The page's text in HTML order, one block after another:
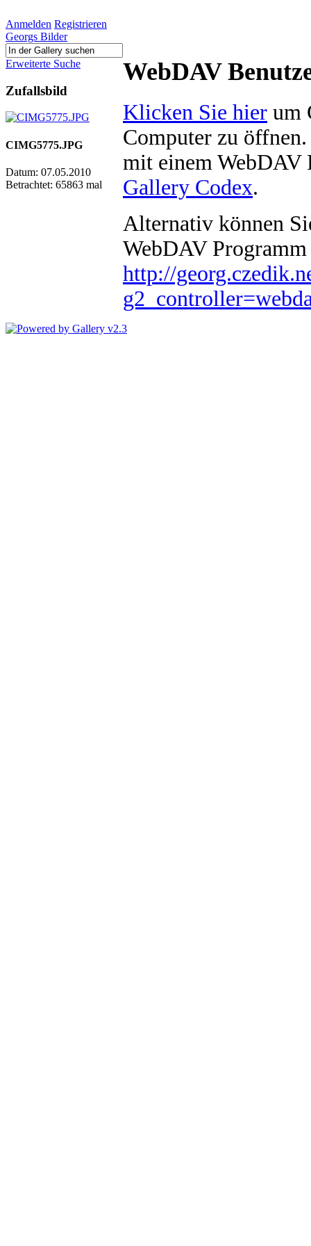
Anmelden Registrieren
Georgs Bilder
Erweiterte Suche
Zufallsbild
CIMG5775.JPG
Datum: 07.05.2010
Betrachtet: 65863 mal
WebDAV
Klicken Sie hier um
Computer zu
mit einem WebDAV
Gallery Codex.
Alternativ können
WebDAV
http://